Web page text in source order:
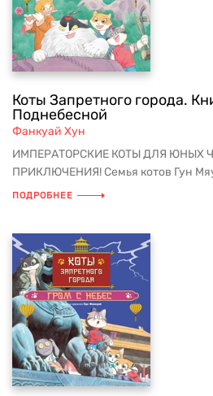
Коты Запретного города.
Поднебесной
Фанкуай Хун
ИМПЕРАТОРСКИЕ КОТЫ ДЛЯ ЮНЫХ
ПРИКЛЮЧЕНИЯ! Семья котов Гун
ПОДРОБНЕЕ